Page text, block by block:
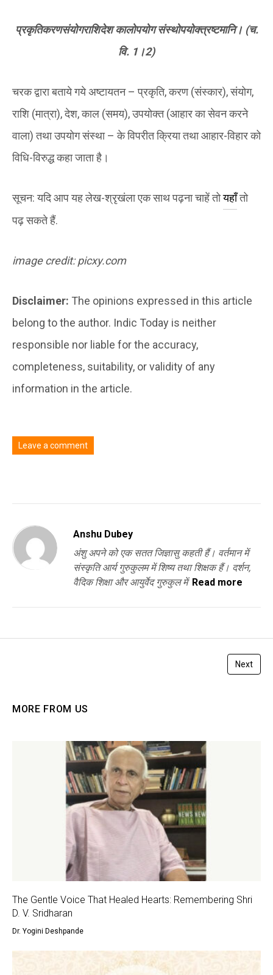
प्रकृतिकरणसंयोगराशिदेश कालोपयोग संस्थोपयोक्त्रष्टमानि। (च.
वि. 1 ।2)
चरक द्वारा बताये गये अष्टायतन – प्रकृति, करण (संस्कार), संयोग,
राशि (मात्रा), देश, काल (समय), उपयोक्त (आहार का सेवन करने
वाला) तथा उपयोग संस्था – के विपरीत क्रिया तथा आहार-विहार को
विधि-विरुद्ध कहा जाता है।
सूचन: यदि आप यह लेख-श्रृखंला एक साथ पढ़ना चाहें तोयहाँतो
पढ़ सकते हैं.
image credit: picxy.com
Disclaimer: The opinions expressed in this article
belong to the author. Indic Today is neither
responsible nor liable for the accuracy,
completeness, suitability, or validity of any
information in the article.
Leave a comment
Anshu Dubey
अंशु अपने को एक सतत जिज्ञासु कहती हैं। वर्तमान में
संस्कृति आर्य गुरुकुलम में शिष्य तथा शिक्षक हैं। दर्शन,
वैदिक शिक्षा और आयुर्वेद गुरुकुल में Read more
Next
MORE FROM US
The Gentle Voice That Healed Hearts: Remembering Shri
D. V. Sridharan
Dr. Yogini Deshpande